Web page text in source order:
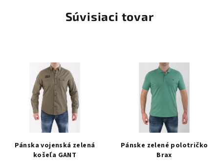
Súvisiaci tovar
Pánska vojenská zelená
košeľa GANT
Pánske zelené polotričko
Brax